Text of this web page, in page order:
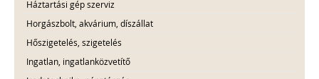
Háztartási gép szerviz
Horgászbolt, akvárium, díszállat
Hőszigetelés, szigetelés
Ingatlan, ingatlanközvetítő